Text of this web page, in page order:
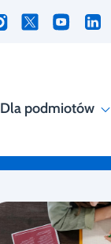
Dla podmiotów